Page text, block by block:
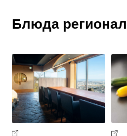
Блюда